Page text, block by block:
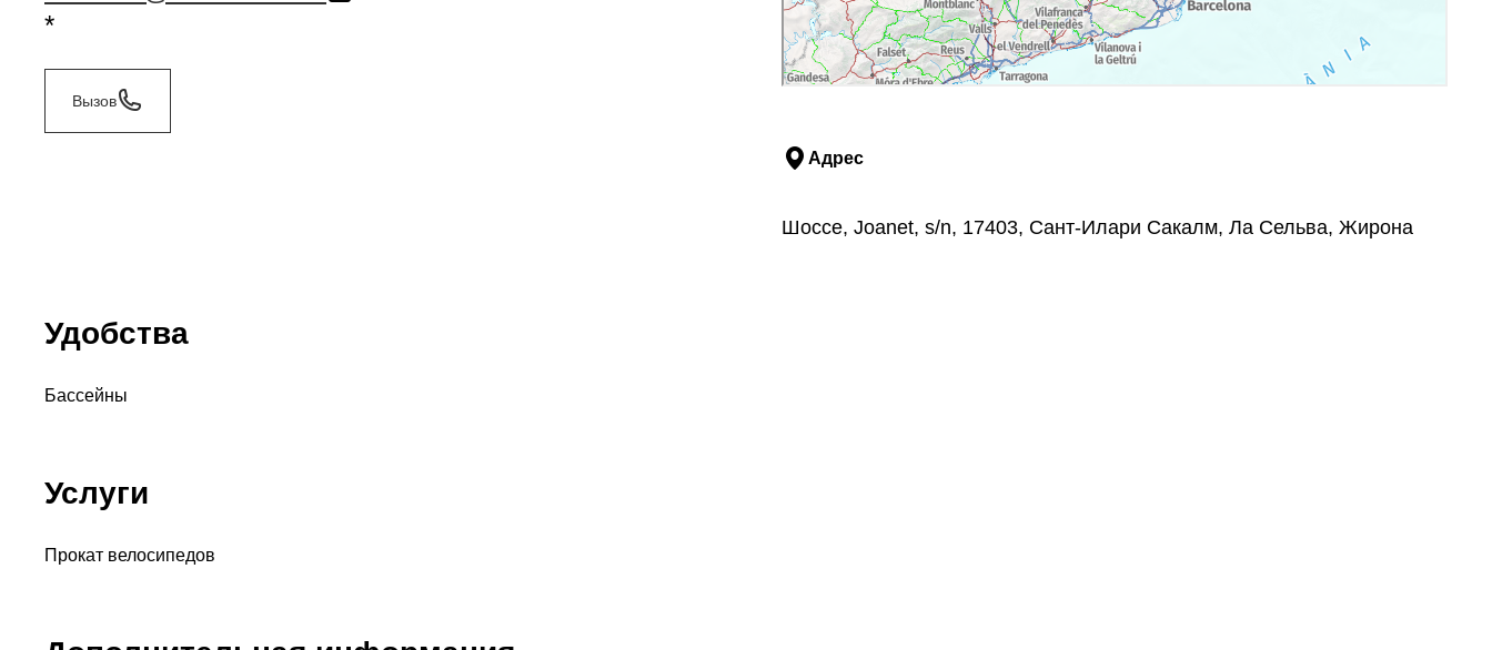
*
Вызов
Адрес
Шоссе, Joanet, s/n, 17403, Сант-Илари Сакалм, Ла Сельва, Жирона
Удобства
Бассейны
Услуги
Прокат велосипедов